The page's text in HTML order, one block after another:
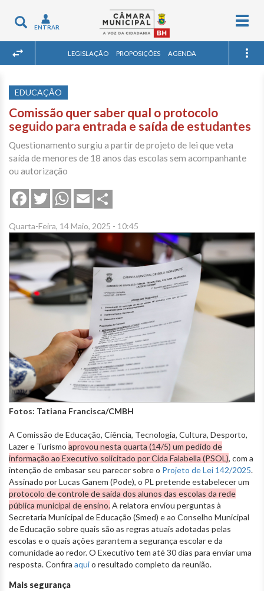
Toggle
navigation
ENTRAR
LEGISLAÇÃO PROPOSIÇÕES AGENDA
EDUCAÇÃO
Comissão quer saber qual o protocolo
seguido para entrada e saída de estudantes
Questionamento surgiu a partir de projeto de lei que veta
saída de menores de 18 anos das escolas sem acompanhante
ou autorização
FacebookTwitterWhatsApp
Email
Quarta-Feira, 14 Maio, 2025 - 10:45
Fotos: Tatiana Francisca/CMBH
A Comissão de Educação, Ciência, Tecnologia, Cultura, Desporto,
Lazer e Turismo aprovou nesta quarta (14/5) um pedido de
informação ao Executivo solicitado por Cida Falabella (PSOL), com a
intenção de embasar seu parecer sobre o Projeto de Lei 142/2025.
Assinado por Lucas Ganem (Pode), o PL pretende estabelecer um
protocolo de controle de saída dos alunos das escolas da rede
pública municipal de ensino.A relatora enviou perguntas à
Secretaria Municipal de Educação (Smed) e ao Conselho Municipal
de Educação sobre quais são as regras atuais adotadas pelas
escolas e o quais ações garantem a segurança escolar e da
comunidade ao redor. O Executivo tem até 30 dias para enviar uma
resposta. Confira aquio resultado completo da reunião.
Mais segurança